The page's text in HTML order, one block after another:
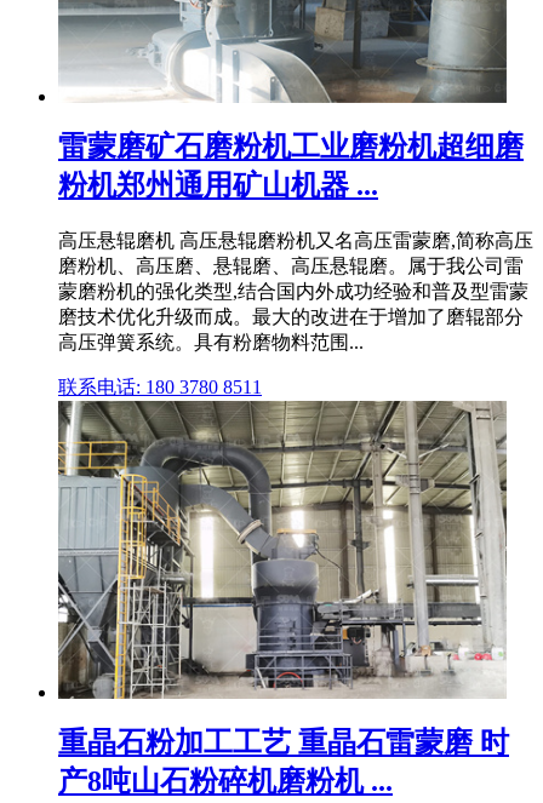
雷蒙磨矿石磨粉机工业磨粉机超细磨
粉机郑州通用矿山机器 ...
高压悬辊磨机 高压悬辊磨粉机又名高压雷蒙磨,简称高压
磨粉机、高压磨、悬辊磨、高压悬辊磨。属于我公司雷
蒙磨粉机的强化类型,结合国内外成功经验和普及型雷蒙
磨技术优化升级而成。最大的改进在于增加了磨辊部分
高压弹簧系统。具有粉磨物料范围...
联系电话: 180 3780 8511
重晶石粉加工工艺 重晶石雷蒙磨 时
产8吨山石粉碎机磨粉机 ...